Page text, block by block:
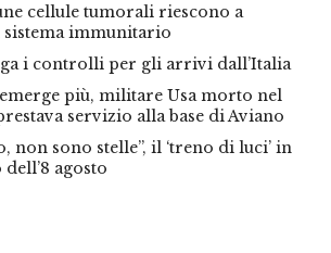
cellule tumorali riescono a
sistema immunitario
i controlli per gli arrivi dall’Italia
più, militare Usa morto nel
servizio alla base di Aviano
non sono stelle”, il ‘treno di luci’ in
agosto